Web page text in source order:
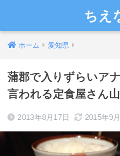
ちえ
ホーム 愛知県
蒲郡で入りずらいア
言われる定食屋さん
2013年8月17日 2015年9